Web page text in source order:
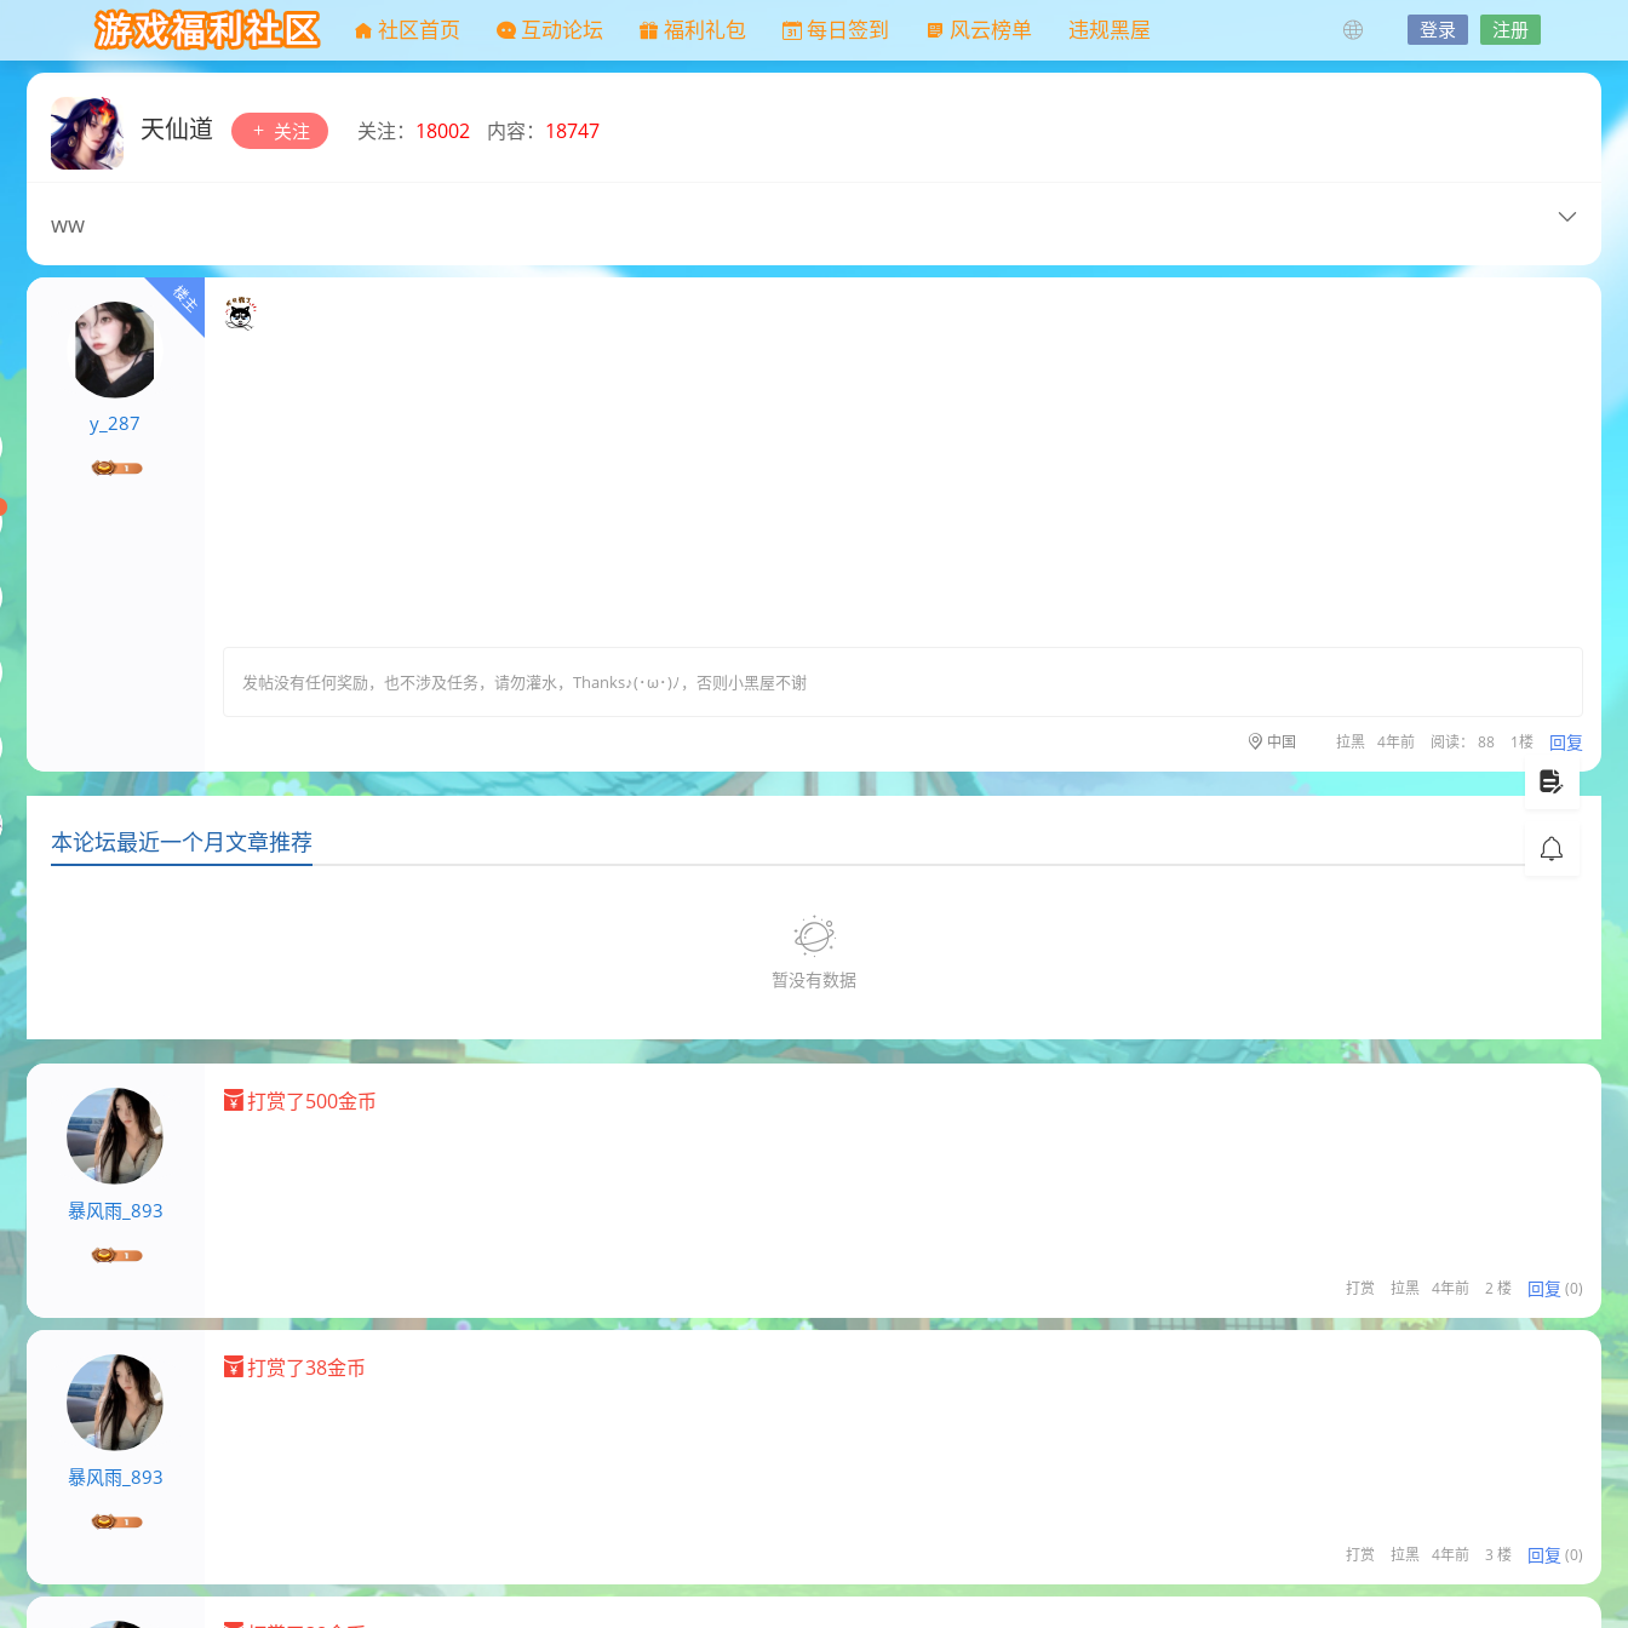
社区首页 互动论坛 福利礼包 每日签到 风云榜单 违规黑屋 登录 注册
天仙道 关注 关注： 18002 内容： 18747
ww
y_287
发帖没有任何奖励，也不涉及任务，请勿灌水，Thanks♪(･ω･)ﾉ，否则小黑屋不谢
中国 拉黑 4年前 阅读： 88 1楼 回复
本论坛最近一个月文章推荐
暂没有数据
暴风雨_893
打赏了500金币
打赏 拉黑 4年前 2 楼 回复 (0)
暴风雨_893
打赏了38金币
打赏 拉黑 4年前 3 楼 回复 (0)